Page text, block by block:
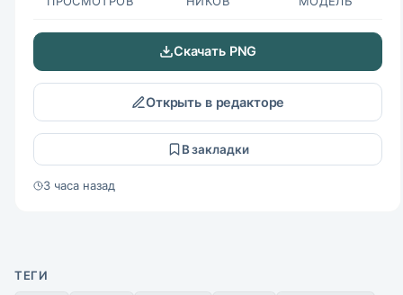
Скачать PNG
Открыть в редакторе
В закладки
3 часа назад
ТЕГИ